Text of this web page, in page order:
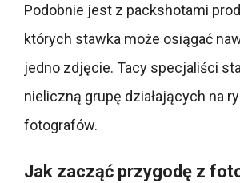
Podobnie jest z packshotami
których stawka może osiągać
jedno zdjęcie. Tacy specjaliści
nieliczną grupę działających na
fotografów.
Jak zacząć przygodę z